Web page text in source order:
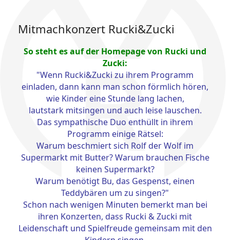
Mitmachkonzert Rucki&Zucki
So steht es auf der Homepage von Rucki und
Zucki:
"Wenn Rucki&Zucki zu ihrem Programm
einladen, dann kann man schon förmlich hören,
wie Kinder eine Stunde lang lachen,
lautstark mitsingen und auch leise lauschen.
Das sympathische Duo enthüllt in ihrem
Programm einige Rätsel:
Warum beschmiert sich Rolf der Wolf im
Supermarkt mit Butter? Warum brauchen Fische
keinen Supermarkt?
Warum benötigt Bu, das Gespenst, einen
Teddybären um zu singen?"
Schon nach wenigen Minuten bemerkt man bei
ihren Konzerten, dass Rucki & Zucki mit
Leidenschaft und Spielfreude gemeinsam mit den